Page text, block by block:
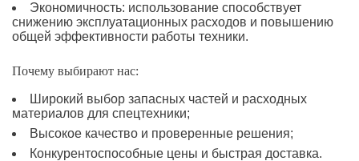
Экономичность: использование способствует
снижению эксплуатационных расходов и повышению
общей эффективности работы техники.
Почему выбирают нас:
Широкий выбор запасных частей и расходных
материалов для спецтехники;
Высокое качество и проверенные решения;
Конкурентоспособные цены и быстрая доставка.